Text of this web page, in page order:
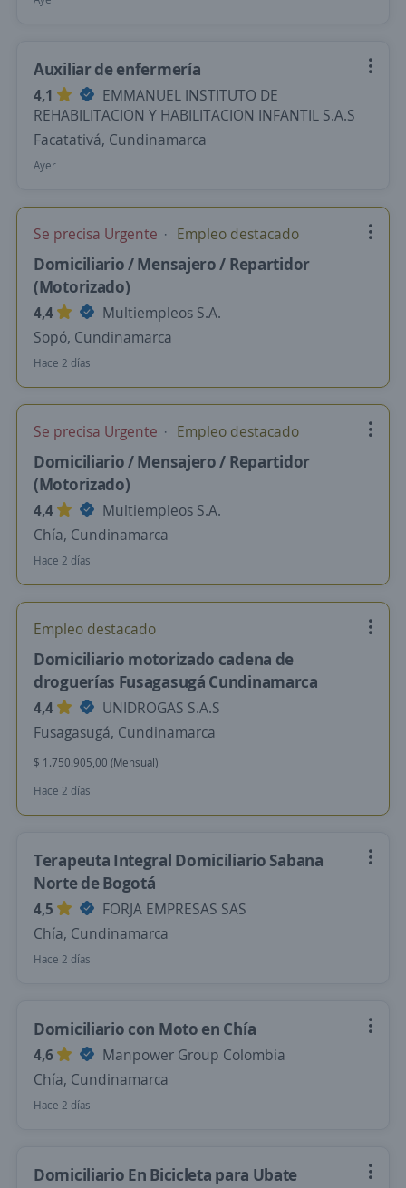
Auxiliar de enfermería
4,1
EMMANUEL INSTITUTO DE
REHABILITACION Y HABILITACION INFANTIL S.A.S
Facatativá, Cundinamarca
Ayer
Se precisa Urgente Empleo destacado
Domiciliario / Mensajero / Repartidor
(Motorizado)
4,4
Multiempleos S.A.
Sopó, Cundinamarca
Hace 2 días
Se precisa Urgente Empleo destacado
Domiciliario / Mensajero / Repartidor
(Motorizado)
4,4
Multiempleos S.A.
Chía, Cundinamarca
Hace 2 días
Empleo destacado
Domiciliario motorizado cadena de
droguerías Fusagasugá Cundinamarca
4,4
UNIDROGAS S.A.S
Fusagasugá, Cundinamarca
$ 1.750.905,00 (Mensual)
Hace 2 días
Terapeuta Integral Domiciliario Sabana
Norte de Bogotá
4,5
FORJA EMPRESAS SAS
Chía, Cundinamarca
Hace 2 días
Domiciliario con Moto en Chía
4,6
Manpower Group Colombia
Chía, Cundinamarca
Hace 2 días
Domiciliario En Bicicleta para Ubate